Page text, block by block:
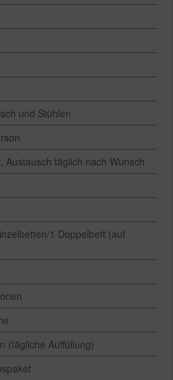
und Stühlen
Austausch täglich nach Wunsch
1 Doppelbett (auf
(tägliche Auffüllung)